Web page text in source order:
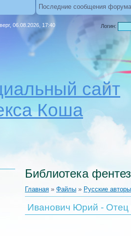
Последние сообщения форума
06.08.2026, 17:40
сайт
Коша
Логин:
Библиотека
Главная » Файлы » Русские авторы
Иванович Юрий - Отец